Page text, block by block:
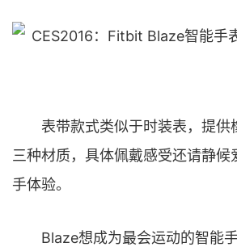
表带款式类似于时装表，提供
三种材质，具体佩戴感受还请静候
手体验。
Blaze想成为最会运动的智能手